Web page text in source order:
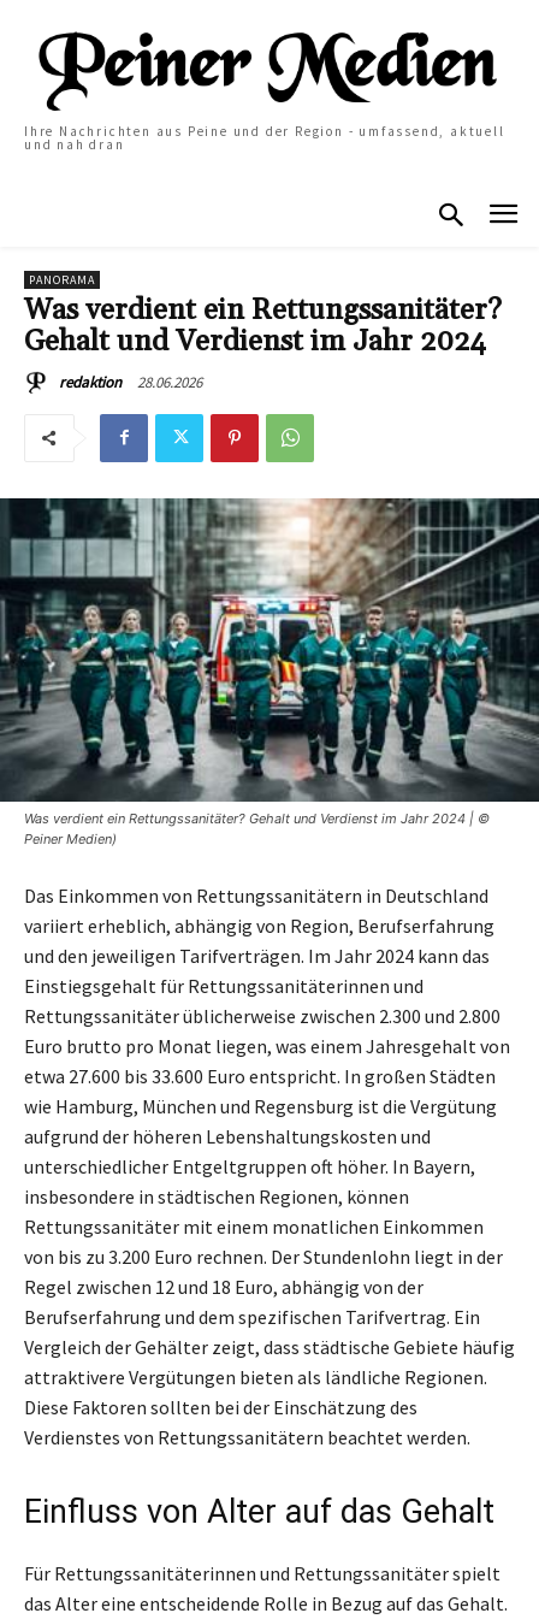
Ihre Nachrichten aus Peine und der Region - umfassend, aktuell
und nah dran
PANORAMA
Was verdient ein Rettungssanitäter?
Gehalt und Verdienst im Jahr 2024
redaktion 28.06.2026
Was verdient ein Rettungssanitäter? Gehalt und Verdienst im Jahr 2024 | ©
Peiner Medien)
Das Einkommen von Rettungssanitätern in Deutschland
variiert erheblich, abhängig von Region, Berufserfahrung
und den jeweiligen Tarifverträgen. Im Jahr 2024 kann das
Einstiegsgehalt für Rettungssanitäterinnen und
Rettungssanitäter üblicherweise zwischen 2.300 und 2.800
Euro brutto pro Monat liegen, was einem Jahresgehalt von
etwa 27.600 bis 33.600 Euro entspricht. In großen Städten
wie Hamburg, München und Regensburg ist die Vergütung
aufgrund der höheren Lebenshaltungskosten und
unterschiedlicher Entgeltgruppen oft höher. In Bayern,
insbesondere in städtischen Regionen, können
Rettungssanitäter mit einem monatlichen Einkommen
von bis zu 3.200 Euro rechnen. Der Stundenlohn liegt in der
Regel zwischen 12 und 18 Euro, abhängig von der
Berufserfahrung und dem spezifischen Tarifvertrag. Ein
Vergleich der Gehälter zeigt, dass städtische Gebiete häufig
attraktivere Vergütungen bieten als ländliche Regionen.
Diese Faktoren sollten bei der Einschätzung des
Verdienstes von Rettungssanitätern beachtet werden.
Einfluss von Alter auf das Gehalt
Für Rettungssanitäterinnen und Rettungssanitäter spielt
das Alter eine entscheidende Rolle in Bezug auf das Gehalt.